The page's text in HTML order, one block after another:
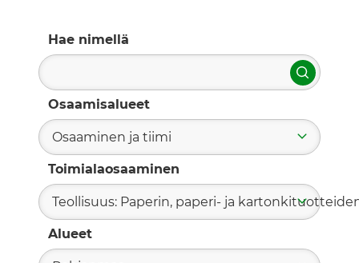
Hae nimellä
Hae
Osaamisalueet
Osaaminen ja tiimi
Toimialaosaaminen
Teollisuus: Paperin, paperi- ja
Alueet